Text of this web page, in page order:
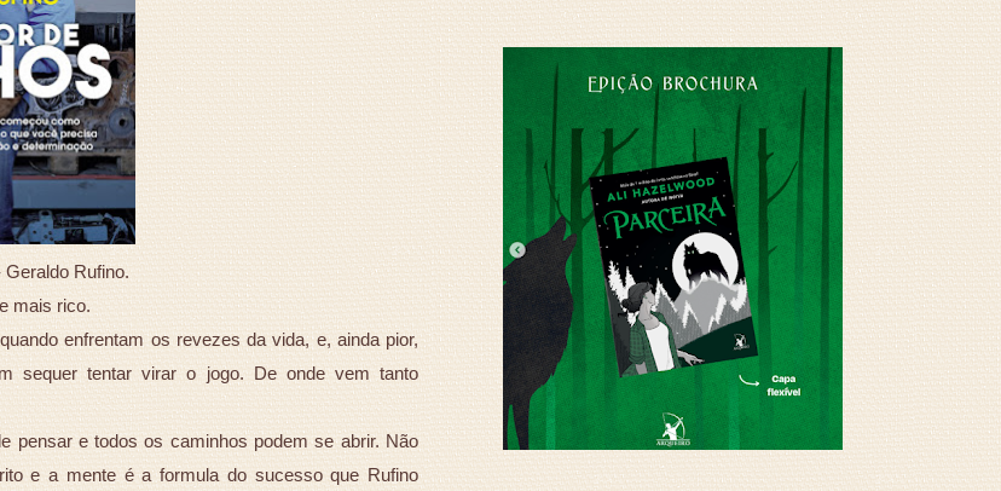
Rufino.
mais rico.
enfrentam os revezes da vida, e, ainda pior,
sequer tentar virar o jogo. De onde vem tanto
pensar e todos os caminhos podem se abrir. Não
e a mente é a formula do sucesso que Rufino